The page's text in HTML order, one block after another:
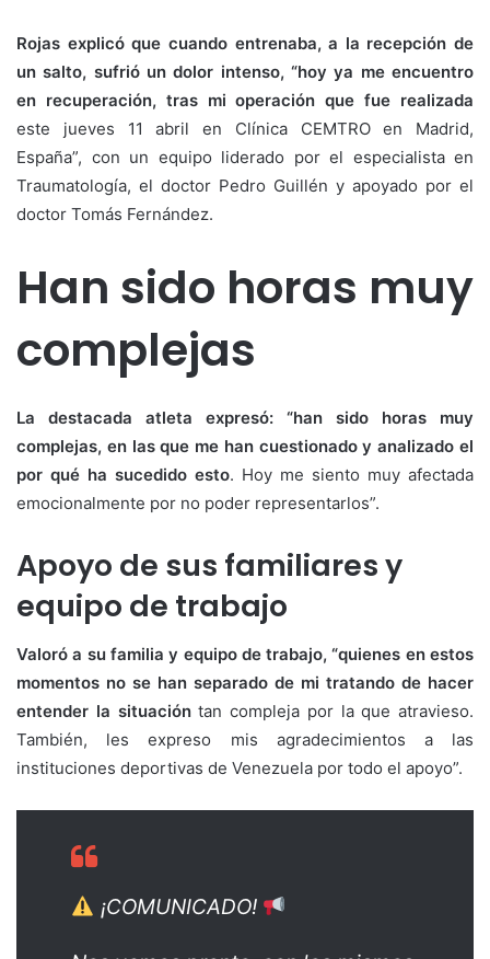
Rojas explicó que cuando entrenaba, a la recepción de
un salto, sufrió un dolor intenso, “hoy ya me encuentro
en recuperación, tras mi operación que fue realizada
este jueves 11 abril en Clínica CEMTRO en Madrid,
España”, con un equipo liderado por el especialista en
Traumatología, el doctor Pedro Guillén y apoyado por el
doctor Tomás Fernández.
Han sido horas muy
complejas
La destacada atleta expresó: “han sido horas muy
complejas, en las que me han cuestionado y analizado el
por qué ha sucedido esto. Hoy me siento muy afectada
emocionalmente por no poder representarlos”.
Apoyo de sus familiares y
equipo de trabajo
Valoró a su familia y equipo de trabajo, “quienes en estos
momentos no se han separado de mi tratando de hacer
entender la situacióntan compleja por la que atravieso.
También, les expreso mis agradecimientos a las
instituciones deportivas de Venezuela por todo el apoyo”.
¡COMUNICADO!